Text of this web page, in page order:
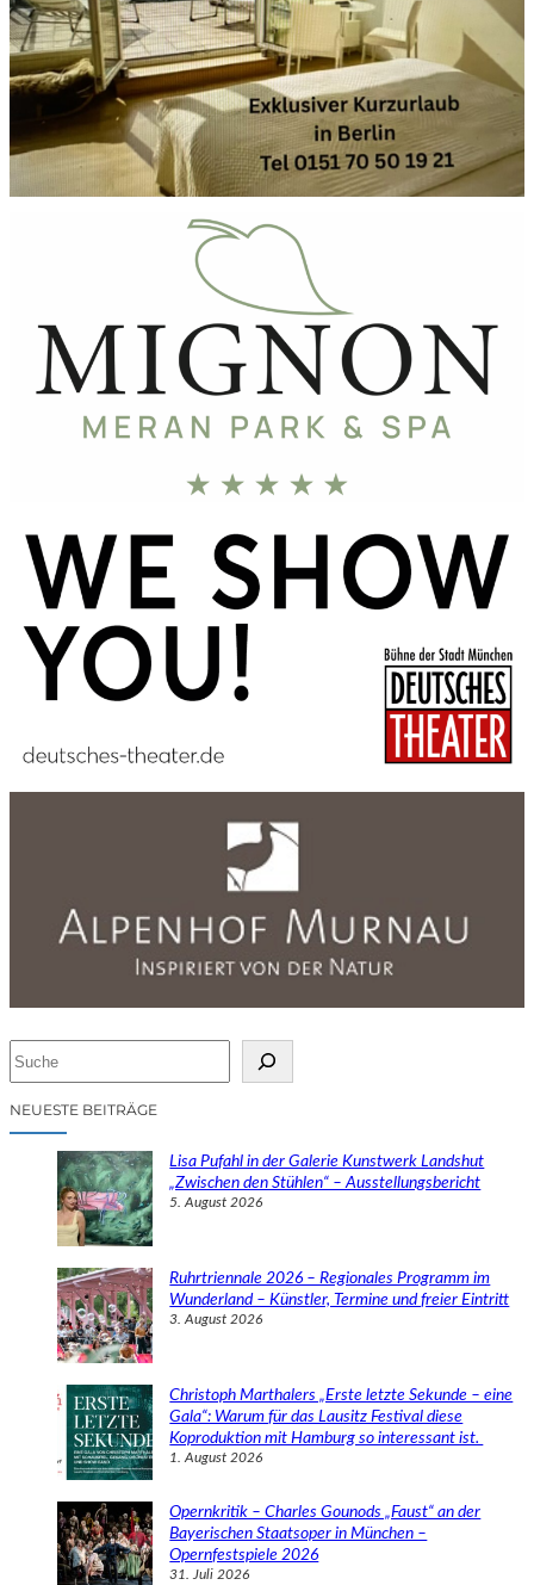
cNEUESTE BEITRÄGE
Lisa Pufahl in der Galerie Kunstwerk Landshut
„Zwischen den Stühlen“ – Ausstellungsbericht
5. August 2026
Ruhrtriennale 2026 – Regionales Programm im
Wunderland – Künstler, Termine und freier Eintritt
3. August 2026
Christoph Marthalers „Erste letzte Sekunde – eine
Gala“: Warum für das Lausitz Festival diese
Koproduktion mit Hamburg so interessant ist.
1. August 2026
Opernkritik – Charles Gounods „Faust“ an der
Bayerischen Staatsoper in München –
Opernfestspiele 2026
31. Juli 2026